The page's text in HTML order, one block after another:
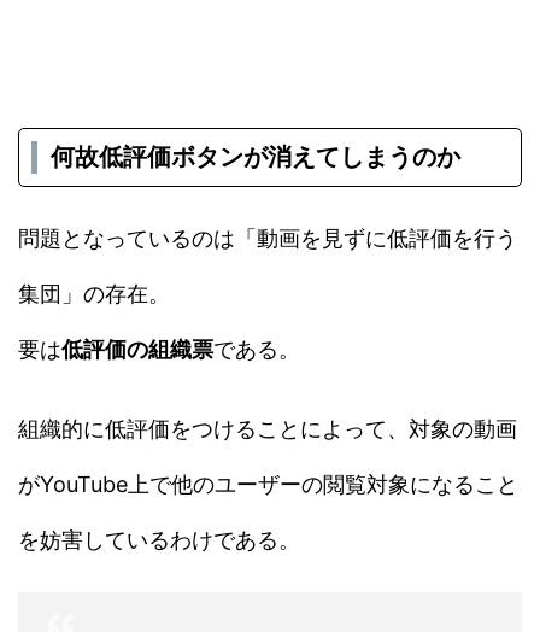
何故低評価ボタンが消えてしまうのか
問題となっているのは「動画を見ずに低評価を行う
集団」の存在。
要は低評価の組織票である。
組織的に低評価をつけることによって、対象の動画
がYouTube上で他のユーザーの閲覧対象になること
を妨害しているわけである。